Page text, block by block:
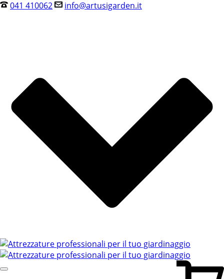
041 410062 info@artusigarden.it